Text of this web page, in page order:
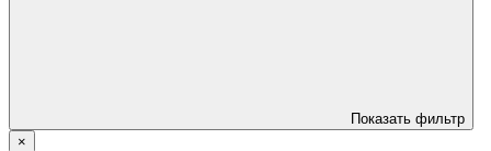
Показать фильтр
×